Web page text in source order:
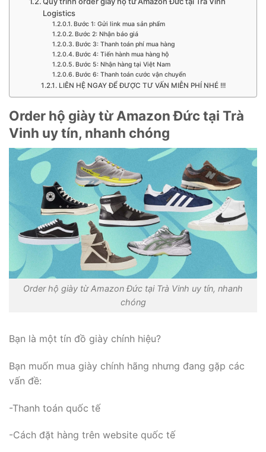
Logistics
Bước 1: Gửi link mua sản phẩm
Bước 2: Nhận báo giá
Bước 3: Thanh toán phí mua hàng
Bước 4: Tiến hành mua hàng hộ
Bước 5: Nhận hàng tại Việt Nam
Bước 6: Thanh toán cước vận chuyển
LIÊN HỆ NGAY ĐỂ ĐƯỢC TƯ VẤN MIỄN PHÍ NHÉ !!!
Order hộ giày từ Amazon Đức tại Trà
Vinh uy tín, nhanh chóng
Order hộ giày từ Amazon Đức tại Trà Vinh uy tín, nhanh
chóng
Bạn là một tín đồ giày chính hiệu?
Bạn muốn mua giày chính hãng nhưng đang gặp các
vấn đề:
-Thanh toán quốc tế
-Cách đặt hàng trên website quốc tế